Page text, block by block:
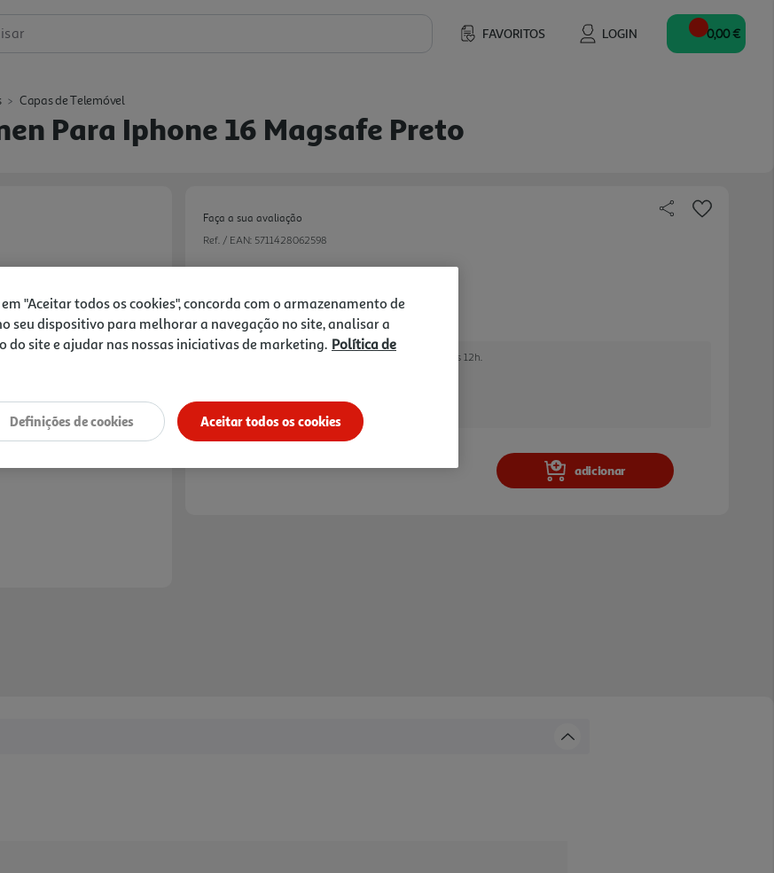
FAVORITOS LOGIN 0,00 €
Capas de Telemóvel
Para Iphone 16 Magsafe Preto
Faça a sua avaliação
Ref. / EAN: 5711428062598
29,99 €
, se encomendar até às 12h.
*Mediante disponibilidade de slot de entrega e stock em loja.
adicionar
"Aceitar todos os cookies", concorda com o armazenamento de
seu dispositivo para melhorar a navegação no site, analisar a
do site e ajudar nas nossas iniciativas de marketing. Política de
Aceitar todos os cookies
Definições de cookies